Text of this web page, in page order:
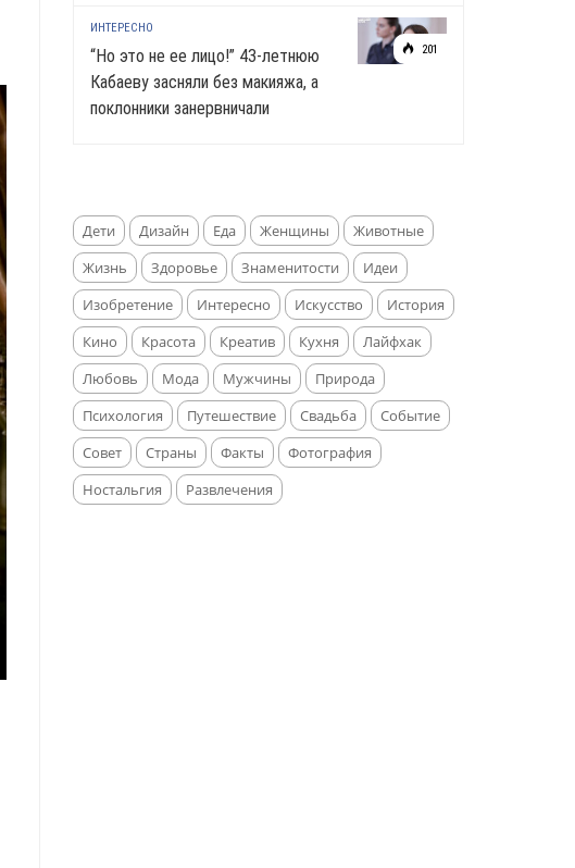
201
ИНТЕРЕСНО
“Но это не ее лицо!” 43-летнюю
Кабаеву засняли без макияжа, а
поклонники занервничали
Дети Дизайн Еда Женщины
Животные
Жизнь
Здоровье Знаменитости
Идеи
Изобретение
Интересно Искусство
История
Кино
Красота Креатив Кухня
Лайфхак
Любовь
Мода Мужчины
Природа
Психология
Путешествие Свадьба
Событие
Совет
Страны Факты
Фотография
Ностальгия
Развлечения